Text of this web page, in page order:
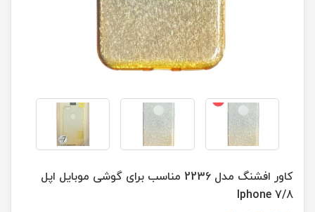
کاور افشنگ مدل 2236 مناسب برای گوشی موبایل اپل
Iphone 7/8